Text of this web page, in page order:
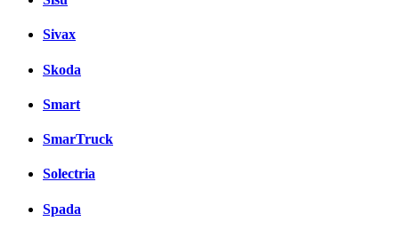
Sivax
Skoda
Smart
SmarTruck
Solectria
Spada